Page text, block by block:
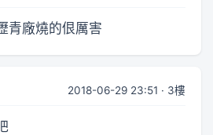
青廠燒的佷厲害
2018-06-29 23:51 · 3樓